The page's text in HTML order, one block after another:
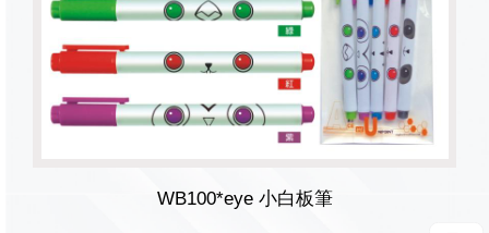
WB100*eye 小白板筆